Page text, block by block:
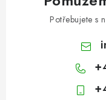
Potřebujete s